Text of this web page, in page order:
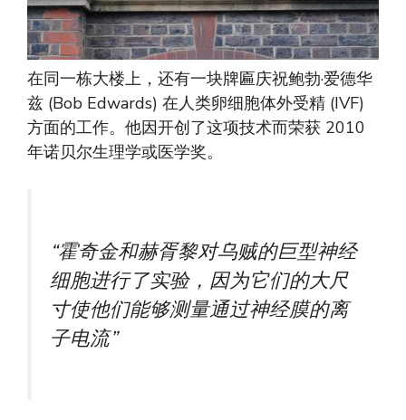
在同一栋大楼上，还有一块牌匾庆祝鲍勃·爱德华
兹 (Bob Edwards) 在人类卵细胞体外受精 (IVF)
方面的工作。他因开创了这项技术而荣获 2010
年诺贝尔生理学或医学奖。
“霍奇金和赫胥黎对乌贼的巨型神经
细胞进行了实验，因为它们的大尺
寸使他们能够测量通过神经膜的离
子电流”